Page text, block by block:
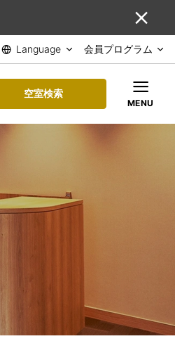
Language 会員プログラム
空室検索
MENU